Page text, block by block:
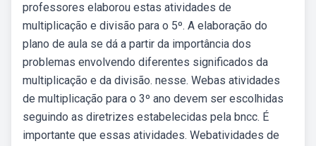
professores elaborou estas atividades de
multiplicação e divisão para o 5º. A elaboração do
plano de aula se dá a partir da importância dos
problemas envolvendo diferentes significados da
multiplicação e da divisão. nesse. Webas atividades
de multiplicação para o 3º ano devem ser escolhidas
seguindo as diretrizes estabelecidas pela bncc. É
importante que essas atividades. Webatividades de